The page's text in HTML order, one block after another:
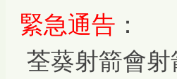
緊急通告 ：
荃葵射箭會